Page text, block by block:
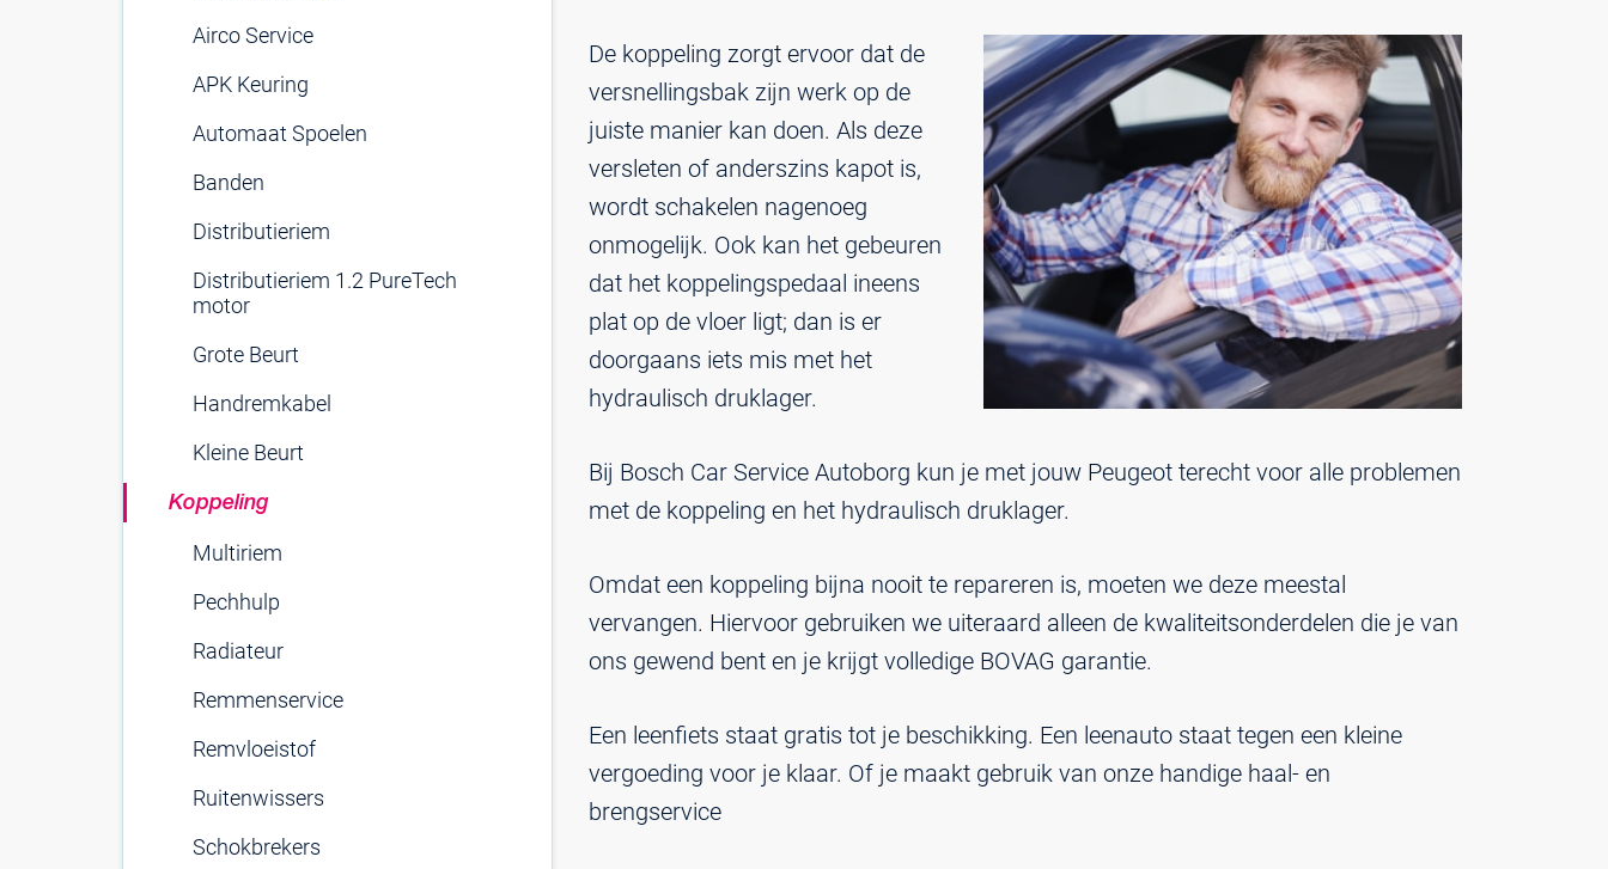
Airco Service
APK Keuring
Automaat Spoelen
Banden
Distributieriem
Distributieriem 1.2 PureTech
motor
Grote Beurt
Handremkabel
Kleine Beurt
Koppeling
Multiriem
Pechhulp
Radiateur
Remmenservice
Remvloeistof
Ruitenwissers
Schokbrekers
De koppeling zorgt ervoor dat de
versnellingsbak zijn werk op de
juiste manier kan doen. Als deze
versleten of anderszins kapot is,
wordt schakelen nagenoeg
onmogelijk. Ook kan het gebeuren
dat het koppelingspedaal ineens
plat op de vloer ligt; dan is er
doorgaans iets mis met het
hydraulisch druklager.
Bij Bosch Car Service Autoborg kun je met jouw Peugeot terecht voor alle problemen
met de koppeling en het hydraulisch druklager.
Omdat een koppeling bijna nooit te repareren is, moeten we deze meestal
vervangen. Hiervoor gebruiken we uiteraard alleen de kwaliteitsonderdelen die je van
ons gewend bent en je krijgt volledige BOVAG garantie.
Een leenfiets staat gratis tot je beschikking. Een leenauto staat tegen een kleine
vergoeding voor je klaar. Of je maakt gebruik van onze handige haal- en
brengservice